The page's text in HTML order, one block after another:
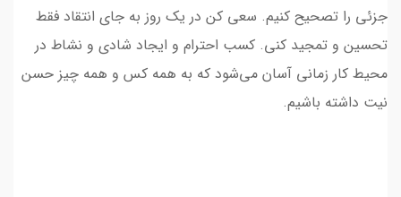
جزئی را تصحیح کنیم. سعی کن در یک روز به جای انتقاد فقط
تحسین و تمجید کنی. کسب احترام و ایجاد شادی و نشاط در
محیط کار زمانی آسان می‌شود که به همه کس و همه چیز حسن
نیت داشته باشیم.